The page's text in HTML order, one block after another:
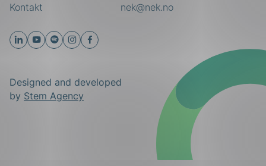
nek@nek.no
Kontakt
Designed and developed
by Stem Agency